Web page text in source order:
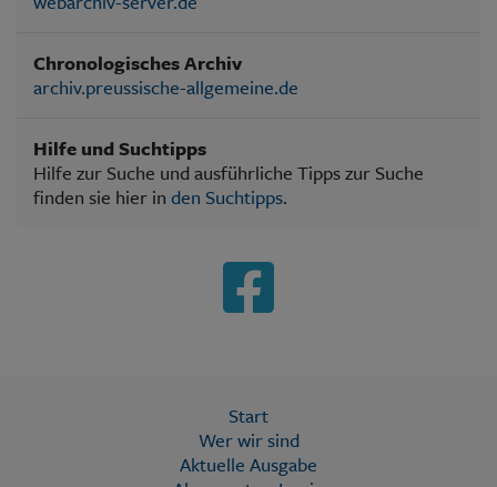
Chronologisches Archiv
archiv.preussische-allgemeine.de
Hilfe und Suchtipps
Hilfe zur Suche und ausführliche Tipps zur Suche
finden sie hier in den Suchtipps.
Start
Wer wir sind
Aktuelle Ausgabe